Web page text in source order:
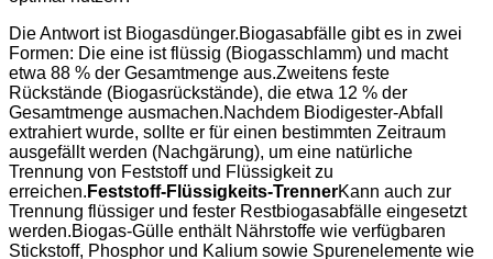
Die Antwort ist Biogasdünger.Biogasabfälle gibt es in zwei
Formen: Die eine ist flüssig (Biogasschlamm) und macht
etwa 88 % der Gesamtmenge aus.Zweitens feste
Rückstände (Biogasrückstände), die etwa 12 % der
Gesamtmenge ausmachen.Nachdem Biodigester-Abfall
extrahiert wurde, sollte er für einen bestimmten Zeitraum
ausgefällt werden (Nachgärung), um eine natürliche
Trennung von Feststoff und Flüssigkeit zu
erreichen. Feststoff-Flüssigkeits-TrennerKann auch zur
Trennung flüssiger und fester Restbiogasabfälle eingesetzt
werden.Biogas-Gülle enthält Nährstoffe wie verfügbaren
Stickstoff, Phosphor und Kalium sowie Spurenelemente wie